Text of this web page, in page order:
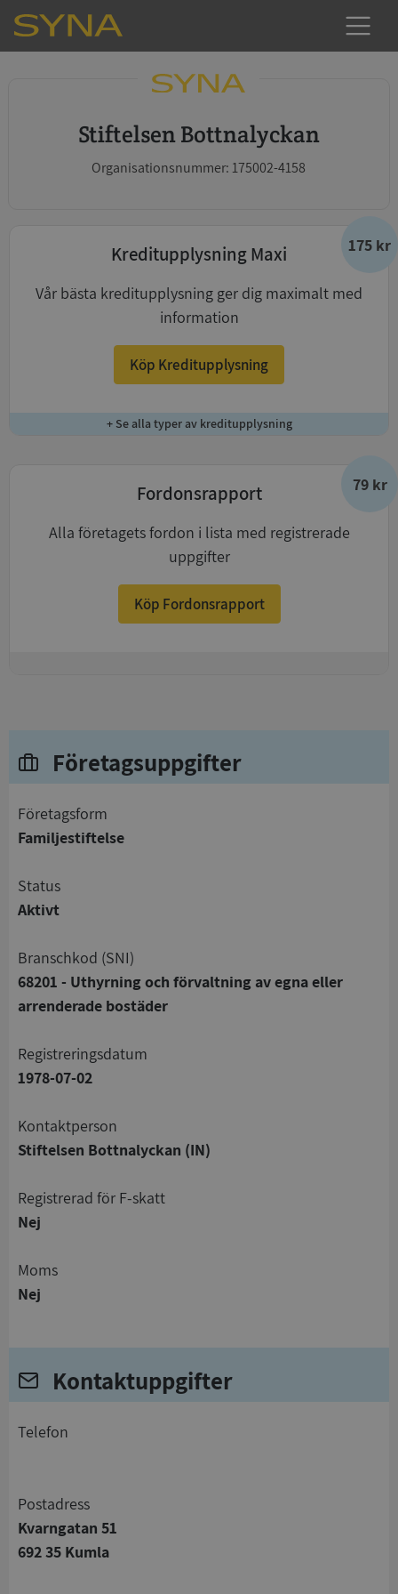
Stiftelsen Bottnalyckan
Organisationsnummer: 175002-4158
175 kr
Kreditupplysning Maxi
Vår bästa kreditupplysning ger dig maximalt med
information
Köp Kreditupplysning
+ Se alla typer av kreditupplysning
79 kr
Fordonsrapport
Alla företagets fordon i lista med registrerade
uppgifter
Köp Fordonsrapport
Företagsuppgifter
företagsform
Familjestiftelse
status
Aktivt
branschkod (SNI)
68201 - Uthyrning och förvaltning av egna eller
arrenderade bostäder
registreringsdatum
1978-07-02
Kontaktperson
Stiftelsen Bottnalyckan (IN)
registrerad för F-skatt
Nej
Moms
Nej
Kontaktuppgifter
telefon
Postadress
Kvarngatan 51
692 35 Kumla